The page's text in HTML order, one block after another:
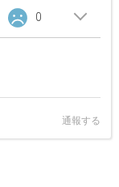
0
通報する